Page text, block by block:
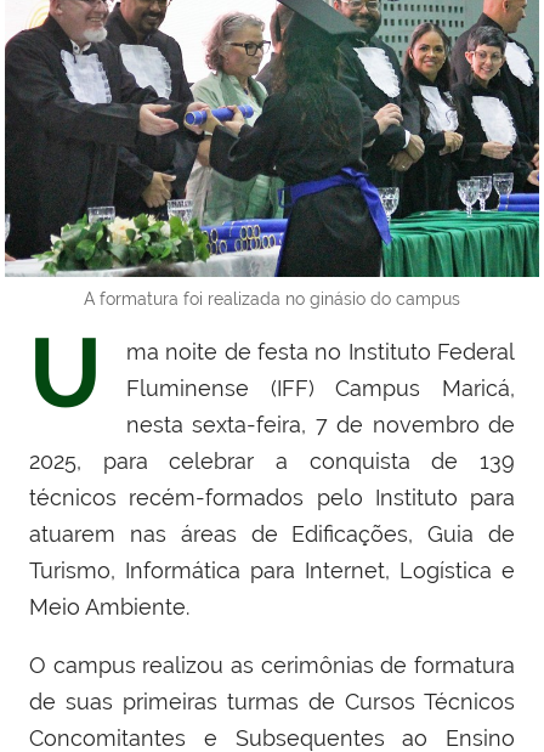
A formatura foi realizada no ginásio do campus
U
ma noite de festa no Instituto Federal
Fluminense (IFF) Campus Maricá,
nesta sexta-feira, 7 de novembro de
2025, para celebrar a conquista de 139
técnicos recém-formados pelo Instituto para
atuarem nas áreas de Edificações, Guia de
Turismo, Informática para Internet, Logística e
Meio Ambiente.
O campus realizou as cerimônias de formatura
de suas primeiras turmas de Cursos Técnicos
Concomitantes e Subsequentes ao Ensino